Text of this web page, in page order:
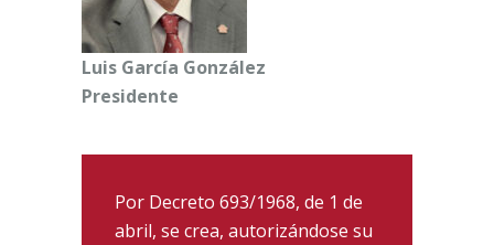
Luis García González
Presidente
Por Decreto 693/1968, de 1 de
abril, se crea, autorizándose su